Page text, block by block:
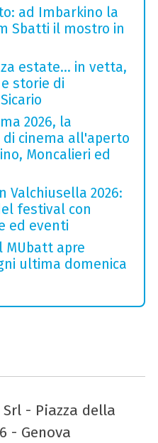
ad Imbarkino la
Sbatti il mostro in
estate… in vetta,
storie di
2026, la
cinema all'aperto
Moncalieri ed
Valchiusella 2026:
festival con
ed eventi
MUbatt apre
ultima domenica
- Piazza della
- Genova